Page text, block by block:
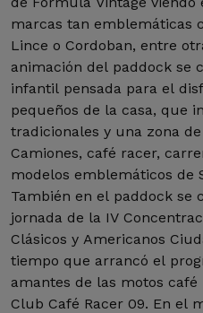
marcas tan emblemáticas
Lince o Cordoban, entre
animación del paddock se
infantil pensada para el
pequeños de la casa, que
tradicionales y una zona
Camiones, café racer,
modelos emblemáticos de
También en el paddock se
jornada de la IV
Clásicos y Americanos
tiempo que arrancó el
amantes de las motos
Club Café Racer 09. En el